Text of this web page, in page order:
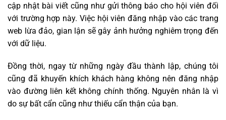
cập nhật bài viết cũng như gửi thông báo cho hội viên đối
với trường hợp này. Việc hội viên đăng nhập vào các trang
web lừa đảo, gian lận sẽ gây ảnh hưởng nghiêm trọng đến
với dữ liệu.
Đồng thời, ngay từ những ngày đầu thành lập, chúng tôi
cũng đã khuyến khích khách hàng không nên đăng nhập
vào đường liên kết không chính thống. Nguyên nhân là vì
do sự bất cẩn cũng như thiếu cẩn thận của bạn.